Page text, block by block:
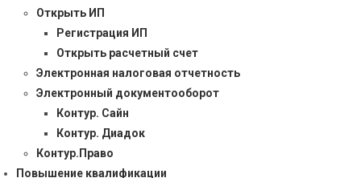
Открыть ИП
Регистрация ИП
Открыть расчетный счет
Электронная налоговая отчетность
Электронный документооборот
Контур. Сайн
Контур. Диадок
Контур.Право
Повышение квалификации